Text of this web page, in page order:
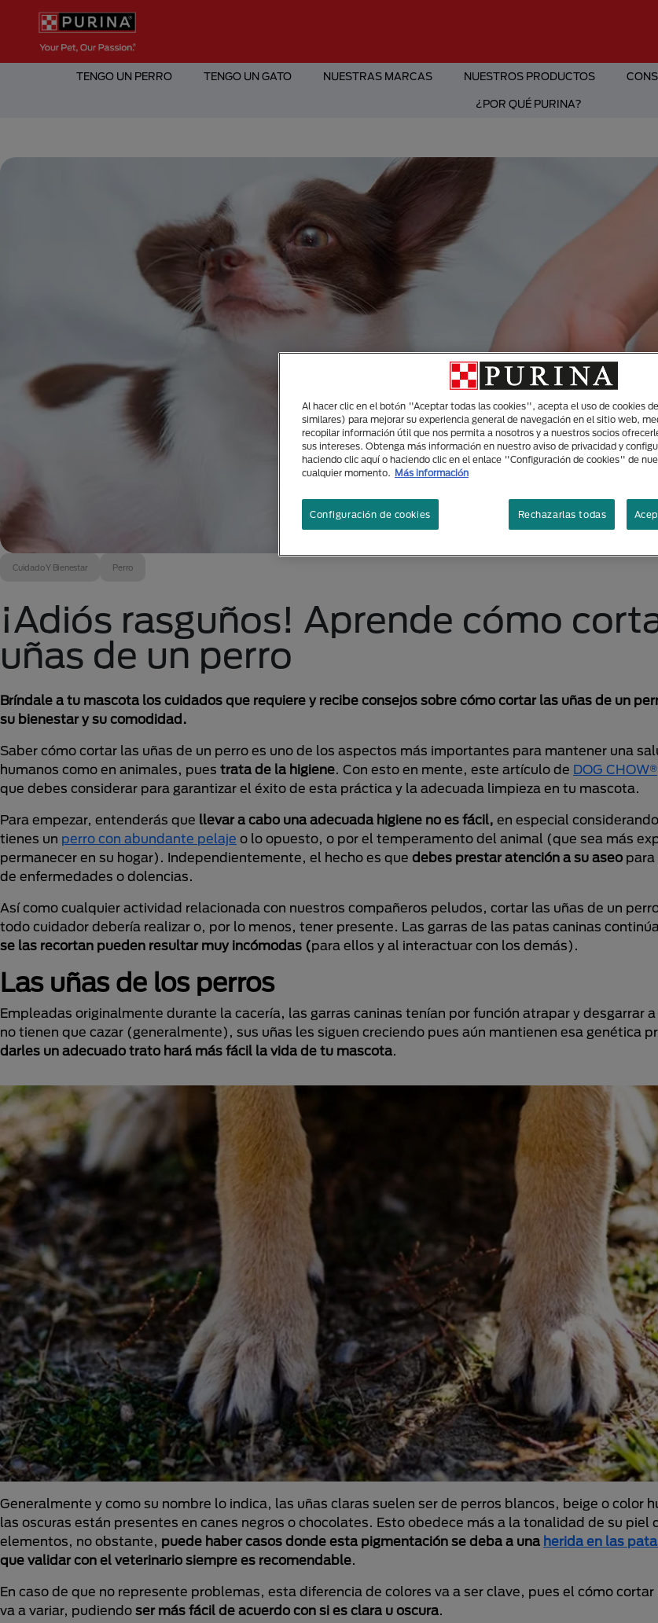
Pasar al contenido principal
Menú Secundario Purina
Menú Principal Purina
TENGO UN PERRO TENGO UN GATO NUESTRAS MARCAS NUESTROS PRODUCTOS
¿POR QUÉ PURINA?
Cuidado Y Bienestar Perro
¡Adiós rasguños! Aprende cómo
uñas de un perro
Bríndale a tu mascota los cuidados que requiere y recibe consejos sobre cómo cortar las uñas de un
su bienestar y su comodidad.
Saber cómo cortar las uñas de un perro es uno de los aspectos más importantes para mantener una
humanos como en animales, pues trata de la higiene. Con esto en mente, este artículo de DOG CHOW®
que debes considerar para garantizar el éxito de esta práctica y la adecuada limpieza en tu mascota.
Para empezar, entenderás que llevar a cabo una adecuada higiene no es fácil, en especial
tienes un perro con abundante pelaje o lo opuesto, o por el temperamento del animal (que sea más
permanecer en su hogar). Independientemente, el hecho es que debes prestar atención a su aseo
de enfermedades o dolencias.
Así como cualquier actividad relacionada con nuestros compañeros peludos, cortar las uñas de un
todo cuidador debería realizar o, por lo menos, tener presente. Las garras de las patas caninas
se las recortan pueden resultar muy incómodas (para ellos y al interactuar con los demás).
Las uñas de los perros
Empleadas originalmente durante la cacería, las garras caninas tenían por función atrapar y desgarrar
no tienen que cazar (generalmente), sus uñas les siguen creciendo pues aún mantienen esa genética
darles un adecuado trato hará más fácil la vida de tu mascota.
Generalmente y como su nombre lo indica, las uñas claras suelen ser de perros blancos, beige o color
las oscuras están presentes en canes negros o chocolates. Esto obedece más a la tonalidad de su piel
elementos, no obstante, puede haber casos donde esta pigmentación se deba a una herida en las
que validar con el veterinario siempre es recomendable.
En caso de que no represente problemas, esta diferencia de colores va a ser clave, pues el cómo cortar
va a variar, pudiendo ser más fácil de acuerdo con si es clara u oscura.
Al hacer clic en el botón "Aceptar todas las cookies", acepta el uso de cookies
similares) para mejorar su experiencia general de navegación en el sitio web,
recopilar información útil que nos permita a nosotros y a nuestros socios
sus intereses. Obtenga más información en nuestro aviso de privacidad y
haciendo clic aquí o haciendo clic en el enlace "Configuración de cookies" de
cualquier momento. Más información
Rechazarlas todas
Configuración de cookies